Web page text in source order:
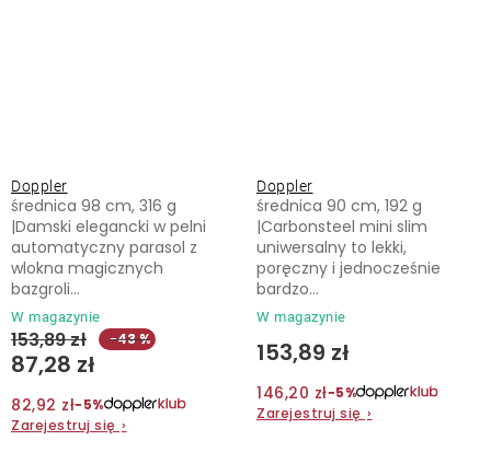
Doppler
W magazynie
87,28 zł
153,89 zł −43 %
82,92 zł−5%
Zarejestruj się ›
średnica 98 cm, 316 g
|Damski elegancki w pelni
automatyczny parasol z
wlokna magicznych
bazgroli...
Doppler
W magazynie
153,89 zł
146,20 zł−5%
Zarejestruj się ›
średnica 90 cm, 192 g
|Carbonsteel mini slim
uniwersalny to lekki,
poręczny i jednocześnie
bardzo...